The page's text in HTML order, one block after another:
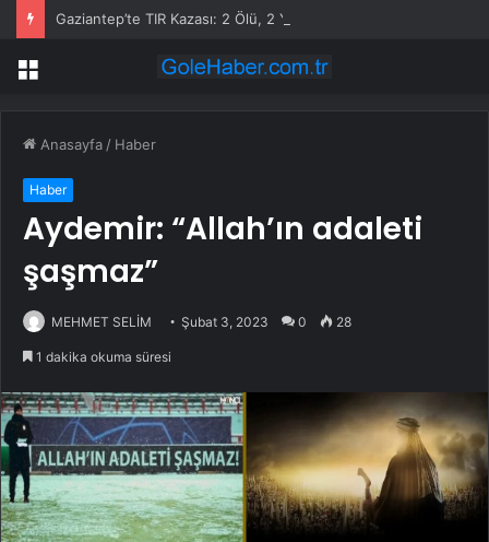
Gaziantep’te TIR Kazası: 2 Ölü, 2 Yaralı
Menü
Anasayfa / Haber
Haber
Aydemir: “Allah’ın adaleti
şaşmaz”
MEHMET SELİM Şubat 3, 2023 0 28
1 dakika okuma süresi